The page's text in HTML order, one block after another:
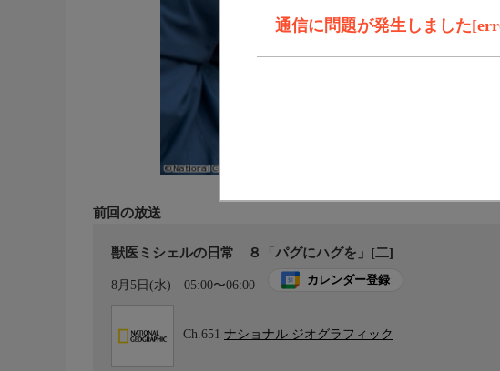
通信に問題が発生しました
前回の放送
獣医ミシェルの日常 ８「パグにハグを」[二]
8月5日(水) 05:00〜06:00 カレンダー登録
Ch.651 ナショナル ジオグラフィック